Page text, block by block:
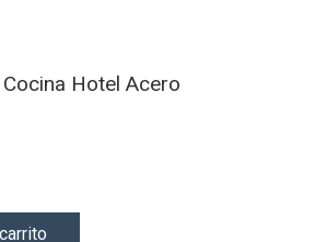
Hotel Acero